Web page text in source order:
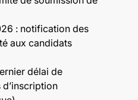
: notification des
aux candidats
délai de